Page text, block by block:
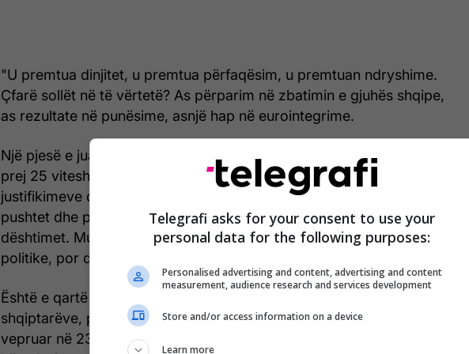
"U premtua dinjitet, u premtua përfaqësim, u premtuan ndryshime.
Çfarë sollët në të vërtetë? As përparim në zbatimin e gjuhës shqipe,
as rezultate në punësime, asnjë hap në eurointegrime.
Një pjesë e juaj, që sot shiteni si “ndryshim”, jeni pjesë e pushtetit
prej 25 vitesh. Prandaj askush nuk u beson më arsyetimeve,
justifikimeve dhe teatrit politik. Nuk mund të rrini me dekada në
pushtet dhe pastaj të silleni sikur nuk keni asnjë përgjegjësi për
dështimet. Mund ta ndryshoni sa të doni ngjyrën e CV-së suaj
politike, por dështimet mbeten pjesë e saj.
Është e qartë se VLEN nuk erdhi për t’i zgjidhur problemet e
shqiptarëve, por për t’i mbuluar ato me propagandë. Ashtu siç keni
vepruar në 23 vitet para kësaj qeverie, ashtu po veproni edhe në
Telegrafi asks for your consent to use your
personal data for the following purposes:
Personalised advertising and content, advertising and content
measurement, audience research and services development
Store and/or access information on a device
Learn more